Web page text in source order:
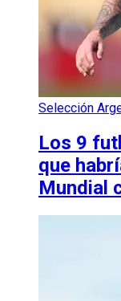
Selección
Los 9
que
Mundial